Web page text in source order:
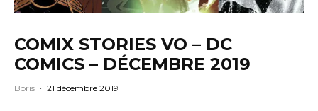
COMIX STORIES VO – DC
COMICS – DÉCEMBRE 2019
Boris · 21 décembre 2019